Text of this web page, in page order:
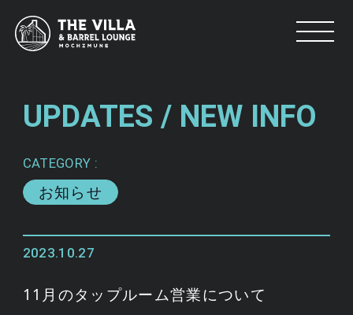
UPDATES / NEW INFO
CATEGORY :
お知らせ
2023.10.27
11月のタップルーム営業について